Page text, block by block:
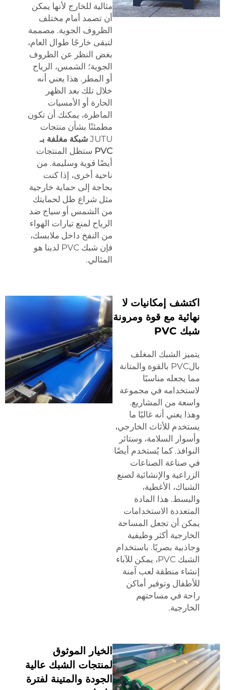
مثالية للخارج لأنها يمكن
أن تصمد أمام مختلف
الظروف الجوية. مصممة
لتبقى خارجًا طوال العام،
بغض النظر عن الظروف
الجوية؛ الشمس، الرياح
أو المطر. هذا يعني أنه
خلال تلك بعد الظهر
الحارة أو الأمسيات
الماطرة، يمكنك أن تكون
مطمئنًا بشأن منتجات
JUTU شبكة مغلفة بـ
PVC ستظل المنتجات
أيضًا قوية وسليمة. من
ناحية أخرى، إذا كنت
بحاجة إلى حماية خارجية
مثل شراع ظل لحمايتك
من الشمس أو سياج ضد
الرياح لمنع تيارات الهواء
من النفخ داخل ملابسك،
فإن شبك PVC لدينا هو
المثالي.
اكتشف إمكانيات لا
نهائية مع قوة ومرونة
شبك PVC
يتميز الشبك المغلف
بالPVC بالقوة والمتانة
مما يجعله مناسبًا
لاستخدامه في مجموعة
واسعة من المشاريع.
وهذا يعني أنه غالبًا ما
يستخدم للأثاث الخارجي،
وأسوار السلامة، وستائر
النوافذ. كما يُستخدم أيضًا
في صناعة الصناعات
الزراعية والإنشائية لصنع
الشباك، الأغطية،
والبسط. هذا المادة
المتعددة الاستخدامات
يمكن أن تجعل المساحة
الخارجية أكثر وظيفية
وجاذبية بصريًا. باستخدام
الشبك PVC، يمكن للآباء
إنشاء منطقة لعب آمنة
للأطفال وتوفير أماكن
راحة في مساحتهم
الخارجية.
الخيار الموثوق
لمنتجات الشبك عالية
الجودة والمتينة لفترة